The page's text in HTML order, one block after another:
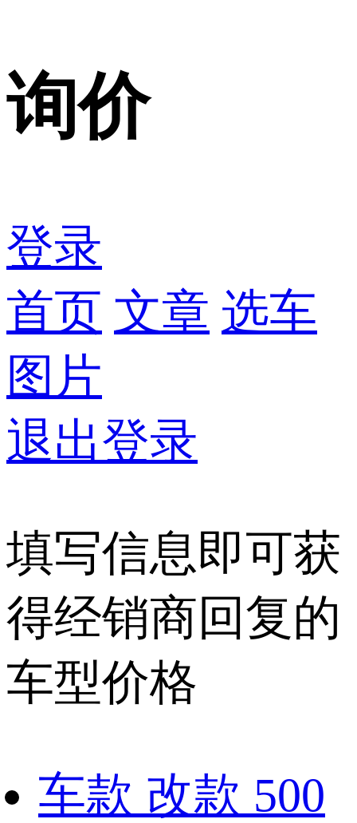
询价
登录
首页 文章 选车
图片
退出登录
填写信息即可获
得经销商回复的
车型价格
车款 改款 500